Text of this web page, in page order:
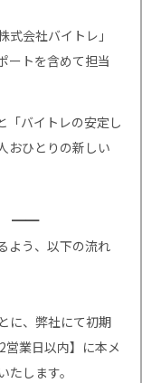
会社バイトレ」
ートを含めて担当
「バイトレの安定し
おひとりの新しい
━━
よう、以下の流れ
に、弊社にて初期
業日以内】に本メ
します。